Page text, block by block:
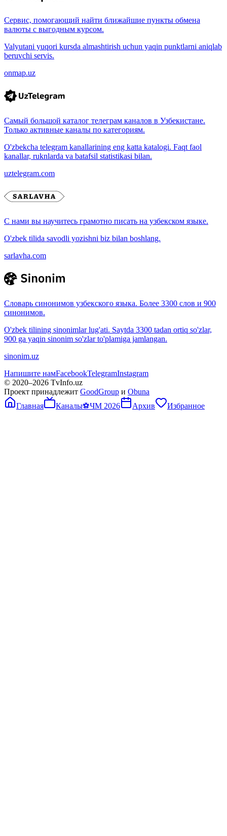
Сервис, помогающий найти ближайшие пункты обмена
валюты с выгодным курсом.
Valyutani yuqori kursda almashtirish uchun yaqin punktlarni aniqlab
beruvchi servis.
onmap.uz
Самый большой каталог телеграм каналов в Узбекистане.
Только активные каналы по категориям.
O'zbekcha telegram kanallarining eng katta katalogi. Faqt faol
kanallar, ruknlarda va batafsil statistikasi bilan.
uztelegram.com
С нами вы научитесь грамотно писать на узбекском языке.
O'zbek tilida savodli yozishni biz bilan boshlang.
sarlavha.com
Словарь синонимов узбекского языка. Более 3300 слов и 900
синонимов.
O'zbek tilining sinonimlar lug'ati. Saytda 3300 tadan ortiq so'zlar,
900 ga yaqin sinonim so'zlar to'plamiga jamlangan.
sinonim.uz
Напишите намFacebookTelegramInstagram
© 2020–2026 TvInfo.uz
Проект принадлежит GoodGroup и Obuna
Главная
Каналы⚽ЧМ 2026 Архив Избранное